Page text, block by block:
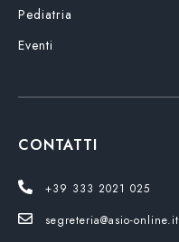
Pediatria
Eventi
CONTATTI
+39 333 2021 025
segreteria@asio-online.it